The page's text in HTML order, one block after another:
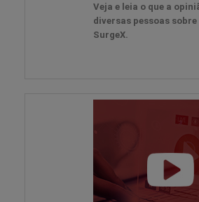
Veja e leia o que a
diversas pessoas sobre
SurgeX.